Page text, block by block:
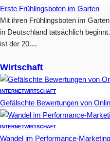
Erste Frühlingsboten im Garten
Mit ihren Frühlingsboten im
in Deutschland tatsächlich
ist der 20....
Wirtschaft
INTERNETWIRTSCHAFT
Gefälschte Bewertungen von
INTERNETWIRTSCHAFT
Wandel im Performance-